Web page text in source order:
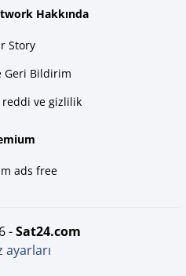
Hakkında
Story
Geri Bildirim
ve gizlilik
ads free
- sat24.com
ayarları